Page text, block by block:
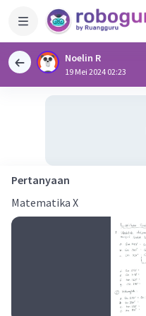
Noelin R
19 Mei 2024 02:23
Pertanyaan
Matematika X